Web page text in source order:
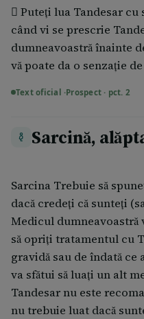
 Puteți lua Tandesar cu
când vi se prescrie
dumneavoastră înainte
vă poate da o senzație
Text oficial ·Prospect · pct. 2
Sarcină,
Sarcina Trebuie să
dacă credeți că sunteți
Medicul dumneavoastră
să opriți tratamentul cu
gravidă sau de îndată ce
va sfătui să luați un alt
Tandesar nu este
nu trebuie luat dacă